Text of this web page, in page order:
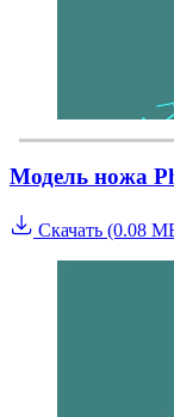
Модель ножа
Скачать (0.08